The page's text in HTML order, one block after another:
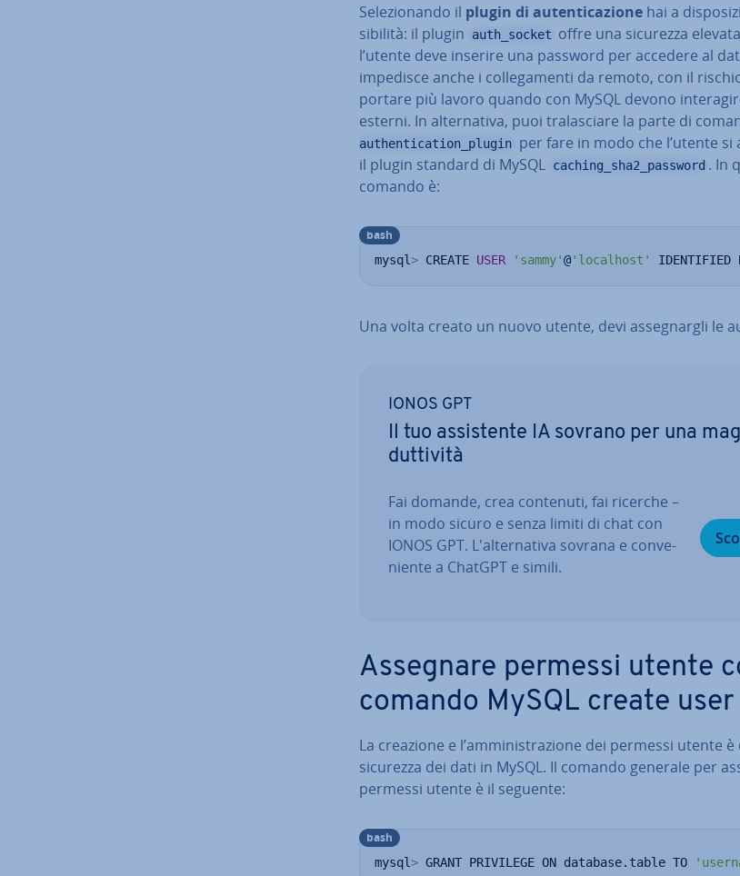
Se­le­zio­nan­do il plugin di au­ten­ti­ca­zio­ne hai a
si­bi­li­tà: il plugin
auth_socket offre una sicurezza
l’utente deve inserire una password per accedere al
impedisce anche i col­le­ga­men­ti da remoto, con il
por­ta­re più lavoro quando con MySQL devono
esterni. In al­ter­na­ti­va, puoi tra­la­scia­re la parte di
authentication_plugin per fare in modo che l’utente
il plugin standard di MySQL caching_sha2_password . In
comando è:
mysql> CREATE USER 'sammy'@'localhost' IDENTIFIED
bash
Una volta creato un nuovo utente, devi as­se­gnar­gli le
IONOS GPT
Il tuo as­si­sten­te IA sovrano per una
dut­ti­vi­tà
Fai domande, crea contenuti, fai ricerche –
in modo sicuro e senza limiti di chat con
IONOS GPT. L'al­ter­na­ti­va sovrana e con­ve­
nien­te a ChatGPT e simili.
Assegnare permessi utente
comando MySQL create user
La creazione e l’am­mi­ni­stra­zio­ne dei permessi utente è
sicurezza dei dati in MySQL. Il comando generale per
permessi utente è il seguente:
mysql> GRANT PRIVILEGE ON database.table TO
bash